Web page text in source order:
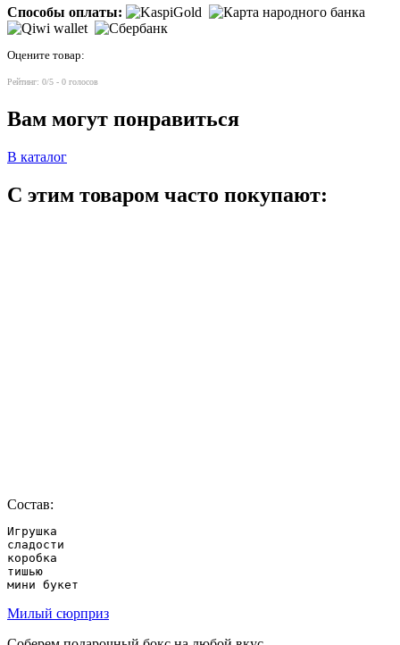
Способы оплаты:
Оцените товар:
Рейтинг: 0/5 - 0 голосов
Вам могут понравиться
В каталог
С этим товаром часто покупают:
Состав:
Игрушка
сладости
коробка
тишью
мини букет
Милый сюрприз